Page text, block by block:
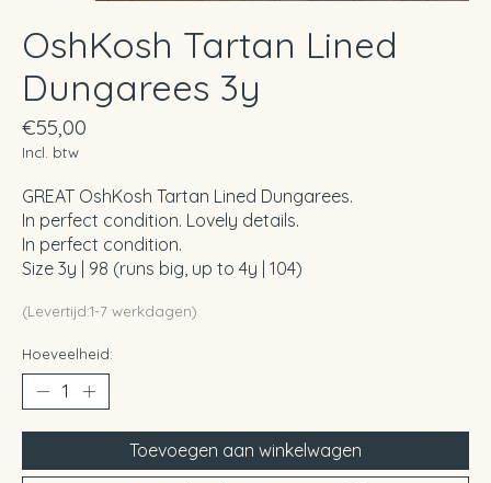
OshKosh Tartan Lined
Dungarees 3y
€55,00
Incl. btw
GREAT OshKosh Tartan Lined Dungarees.
In perfect condition. Lovely details.
In perfect condition.
Size 3y | 98 (runs big, up to 4y | 104)
(Levertijd:1-7 werkdagen)
Hoeveelheid:
Toevoegen aan winkelwagen